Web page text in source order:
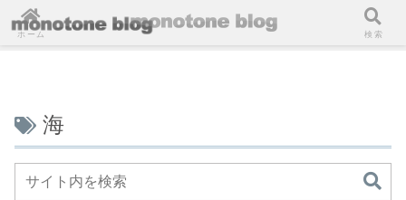
海
ホーム 検索